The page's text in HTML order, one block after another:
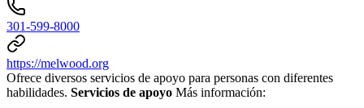
301-599-8000
https://melwood.org
Ofrece diversos servicios de apoyo para personas con diferentes
habilidades. Servicios de apoyo Más información: